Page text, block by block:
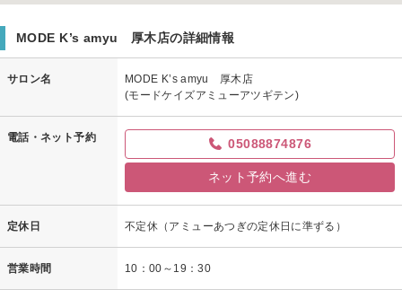
MODE K’s amyu 厚木店の詳細情報
サロン名
MODE K’s amyu 厚木店
(モードケイズアミューアツギテン)
電話・ネット予約 05088874876
ネット予約へ進む
定休日 不定休（アミューあつぎの定休日に準ずる）
営業時間 10：00～19：30